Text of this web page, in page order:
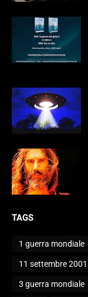
TAGS
1 guerra mondiale
11 settembre 2001
3 guerra mondiale